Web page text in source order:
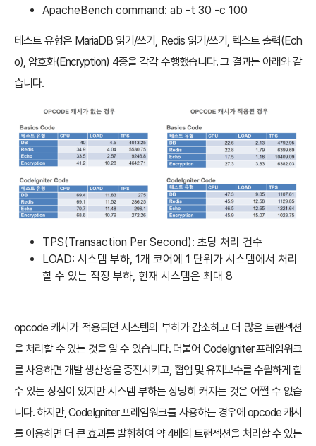
ApacheBench command: ab -t 30 -c 100
테스트 유형은 MariaDB 읽기/쓰기, Redis 읽기/쓰기, 텍스트 출력(Ech
o), 암호화(Encryption) 4종을 각각 수행했습니다. 그 결과는 아래와 같
습니다.
TPS(Transaction Per Second): 초당 처리 건수
LOAD: 시스템 부하, 1개 코어에 1 단위가 시스템에서 처리
할 수 있는 적정 부하, 현재 시스템은 최대 8
opcode 캐시가 적용되면 시스템의 부하가 감소하고 더 많은 트랜젝션
을 처리할 수 있는 것을 알 수 있습니다. 더불어 CodeIgniter 프레임워크
를 사용하면 개발 생산성을 증진시키고, 협업 및 유지보수를 수월하게 할
수 있는 장점이 있지만 시스템 부하는 상당히 커지는 것은 어쩔 수 없습
니다. 하지만, CodeIgniter 프레임워크를 사용하는 경우에 opcode 캐시
를 이용하면 더 큰 효과를 발휘하여 약 4배의 트랜젝션을 처리할 수 있는